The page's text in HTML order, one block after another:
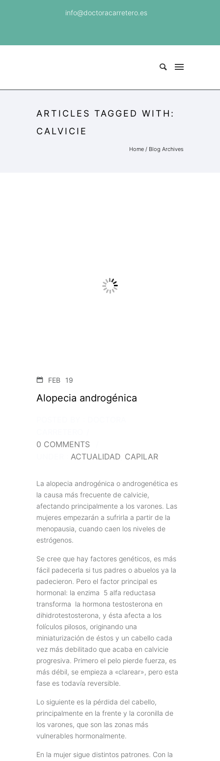
info@doctoracarretero.es
ARTICLES TAGGED WITH:
CALVICIE
Home / Blog Archives
FEB 19
Alopecia androgénica
0 COMMENTS
ACTUALIDAD CAPILAR
La alopecia androgénica o androgenética es
la causa más frecuente de calvicie,
afectando principalmente a los varones. Las
mujeres empezarán a sufrirla a partir de la
menopausia, cuando caen los niveles de
estrógenos.
Se cree que hay factores genéticos, es más
fácil padecerla si tus padres o abuelos ya la
padecieron. Pero el factor principal es
hormonal: la enzima 5 alfa reductasa
transforma la hormona testosterona en
dihidrotestosterona, y ésta afecta a los
folículos pilosos, originando una
miniaturización de éstos y un cabello cada
vez más debilitado que acaba en calvicie
progresiva. Primero el pelo pierde fuerza, es
más débil, se empieza a «clarear», pero esta
fase es todavía reversible.
Lo siguiente es la pérdida del cabello,
principalmente en la frente y la coronilla de
los varones, que son las zonas más
vulnerables hormonalmente.
En la mujer sigue distintos patrones. Con la